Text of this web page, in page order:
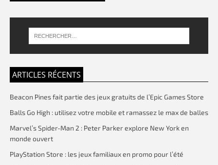
ARTICLES RÉCENTS
Beacon Pines fait partie des jeux gratuits de l’Epic Games Store
Balls Go High : utilisez votre mobile et ramassez le max de balles
Marvel’s Spider-Man 2 : Peter Parker explore New York en
monde ouvert
PlayStation Store : les jeux familiaux en promo pour l’été